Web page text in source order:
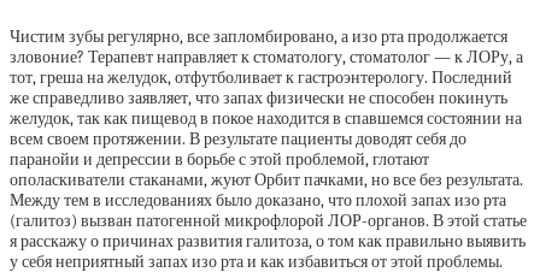
Чистим зубы регулярно, все запломбировано, а изо рта продолжается
зловоние? Терапевт направляет к стоматологу, стоматолог — к ЛОРу, а
тот, греша на желудок, отфутболивает к гастроэнтерологу. Последний
же справедливо заявляет, что запах физически не способен покинуть
желудок, так как пищевод в покое находится в спавшемся состоянии на
всем своем протяжении. В результате пациенты доводят себя до
паранойи и депрессии в борьбе с этой проблемой, глотают
ополаскиватели стаканами, жуют Орбит пачками, но все без результата.
Между тем в исследованиях было доказано, что плохой запах изо рта
(галитоз) вызван патогенной микрофлорой ЛОР-органов. В этой статье
я расскажу о причинах развития галитоза, о том как правильно выявить
у себя неприятный запах изо рта и как избавиться от этой проблемы.